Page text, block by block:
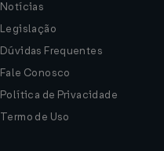
Notícias
Legislação
Dúvidas Frequentes
Fale Conosco
Política de Privacidade
Termo de Uso